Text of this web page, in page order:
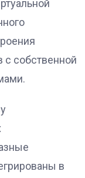
с собственной
в